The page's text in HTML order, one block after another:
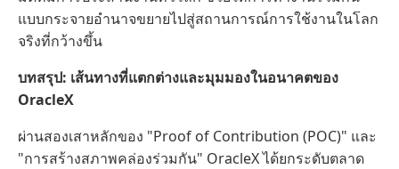
แบบกระจายอำนาจขยายไปสู่สถานการณ์การใช้งานในโลก
จริงที่กว้างขึ้น
บทสรุป: เส้นทางที่แตกต่างและมุมมองในอนาคตของ
OracleX
ผ่านสองเสาหลักของ "Proof of Contribution (POC)" และ
"การสร้างสภาพคล่องร่วมกัน" OracleX ได้ยกระดับตลาด